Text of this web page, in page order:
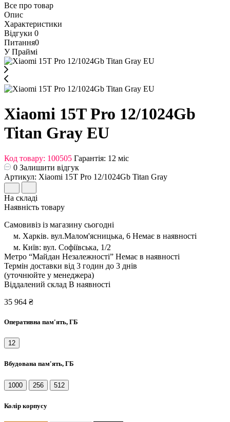
Все про товар
Опис
Характеристики
Відгуки 0
Питання0
У Праймі
Xiaomi 15T Pro 12/1024Gb
Titan Gray EU
Код товару: 100505 Гарантія: 12 міс
0 Залишити відгук
Артикул: Xiaomi 15T Pro 12/1024Gb Titan Gray
На складі
Наявність товару
Cамовивіз із магазину сьогодні
м. Харків. вул.Малом'ясницька, 6 Немає в наявності
м. Київ: вул. Софіївська, 1/2
Метро “Майдан Незалежності” Немає в наявності
Термін доставки від 3 годин до 3 днів
(уточнюйте у менеджера)
Віддалений склад В наявності
35 964 ₴
Оперативна пам'ять, ГБ
12
Вбудована пам'ять, ГБ
1000 256 512
Колір корпусу